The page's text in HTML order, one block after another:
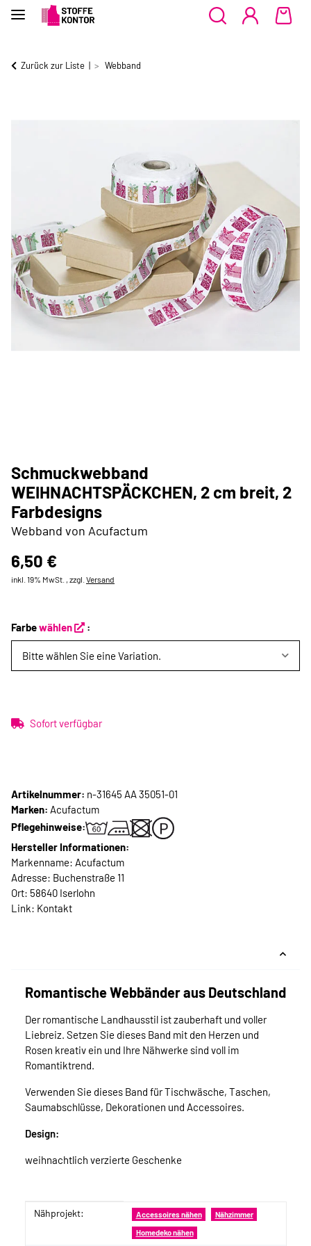
Zurück zur Liste Webband
Schmuckwebband
WEIHNACHTSPÄCKCHEN, 2 cm breit, 2
Farbdesigns
Webband von Acufactum
6,50 €
inkl. 19% MwSt. , zzgl. Versand
Farbewählen :
Bitte wählen Sie eine Variation.
Sofort verfügbar
Artikelnummer: n-31645 AA 35051-01
Marken: Acufactum
Pflegehinweise:
Hersteller Informationen:
Markenname: Acufactum
Adresse: Buchenstraße 11
Ort: 58640 Iserlohn
Link: Kontakt
Romantische Webbänder aus Deutschland
Der romantische Landhausstil ist zauberhaft und voller
Liebreiz. Setzen Sie dieses Band mit den Herzen und
Rosen kreativ ein und Ihre Nähwerke sind voll im
Romantiktrend.
Verwenden Sie dieses Band für Tischwäsche, Taschen,
Saumabschlüsse, Dekorationen und Accessoires.
Design:
weihnachtlich verzierte Geschenke
Produkteigenschaft
Wert
Nähprojekt: Accessoires nähen Nähzimmer
Homedeko nähen